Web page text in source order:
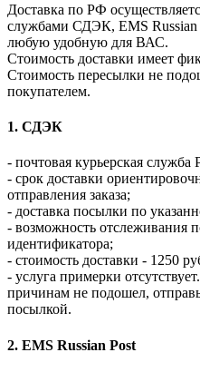
Доставка по РФ
службами СДЭК, EMS
любую удобную для ВАС.
Стоимость доставки имеет
Стоимость пересылки не
покупателем.
1. СДЭК
- почтовая курьерская служба
- срок доставки
отправления заказа;
- доставка посылки по
- возможность отслеживания
идентификатора;
- стоимость доставки - 1250
- услуга примерки
причинам не подошел,
посылкой.
2. EMS Russian Post